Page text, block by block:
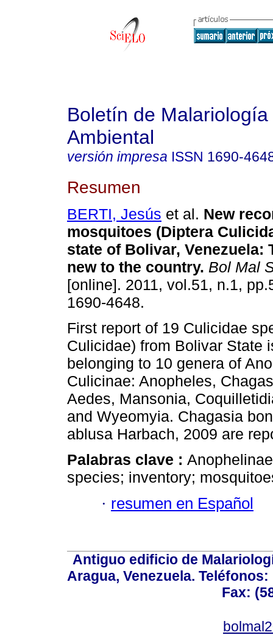
Boletín de
Ambiental
versión impresa ISSN 1690-
Resumen
BERTI, Jesús et al. New
mosquitoes (Diptera
state of Bolivar, Venezuela:
new to the country. Bol Mal
[online]. 2011, vol.51, n.1,
1690-4648.
First report of 19 Culicidae
Culicidae) from Bolivar State
belonging to 10 genera of
Culicinae: Anopheles,
Aedes, Mansonia,
and Wyeomyia. Chagasia
ablusa Harbach, 2009 are
Palabras clave :
species; inventory;
· resumen en Español
Antiguo edificio de
Aragua, Venezuela. Teléfonos:
Fax: